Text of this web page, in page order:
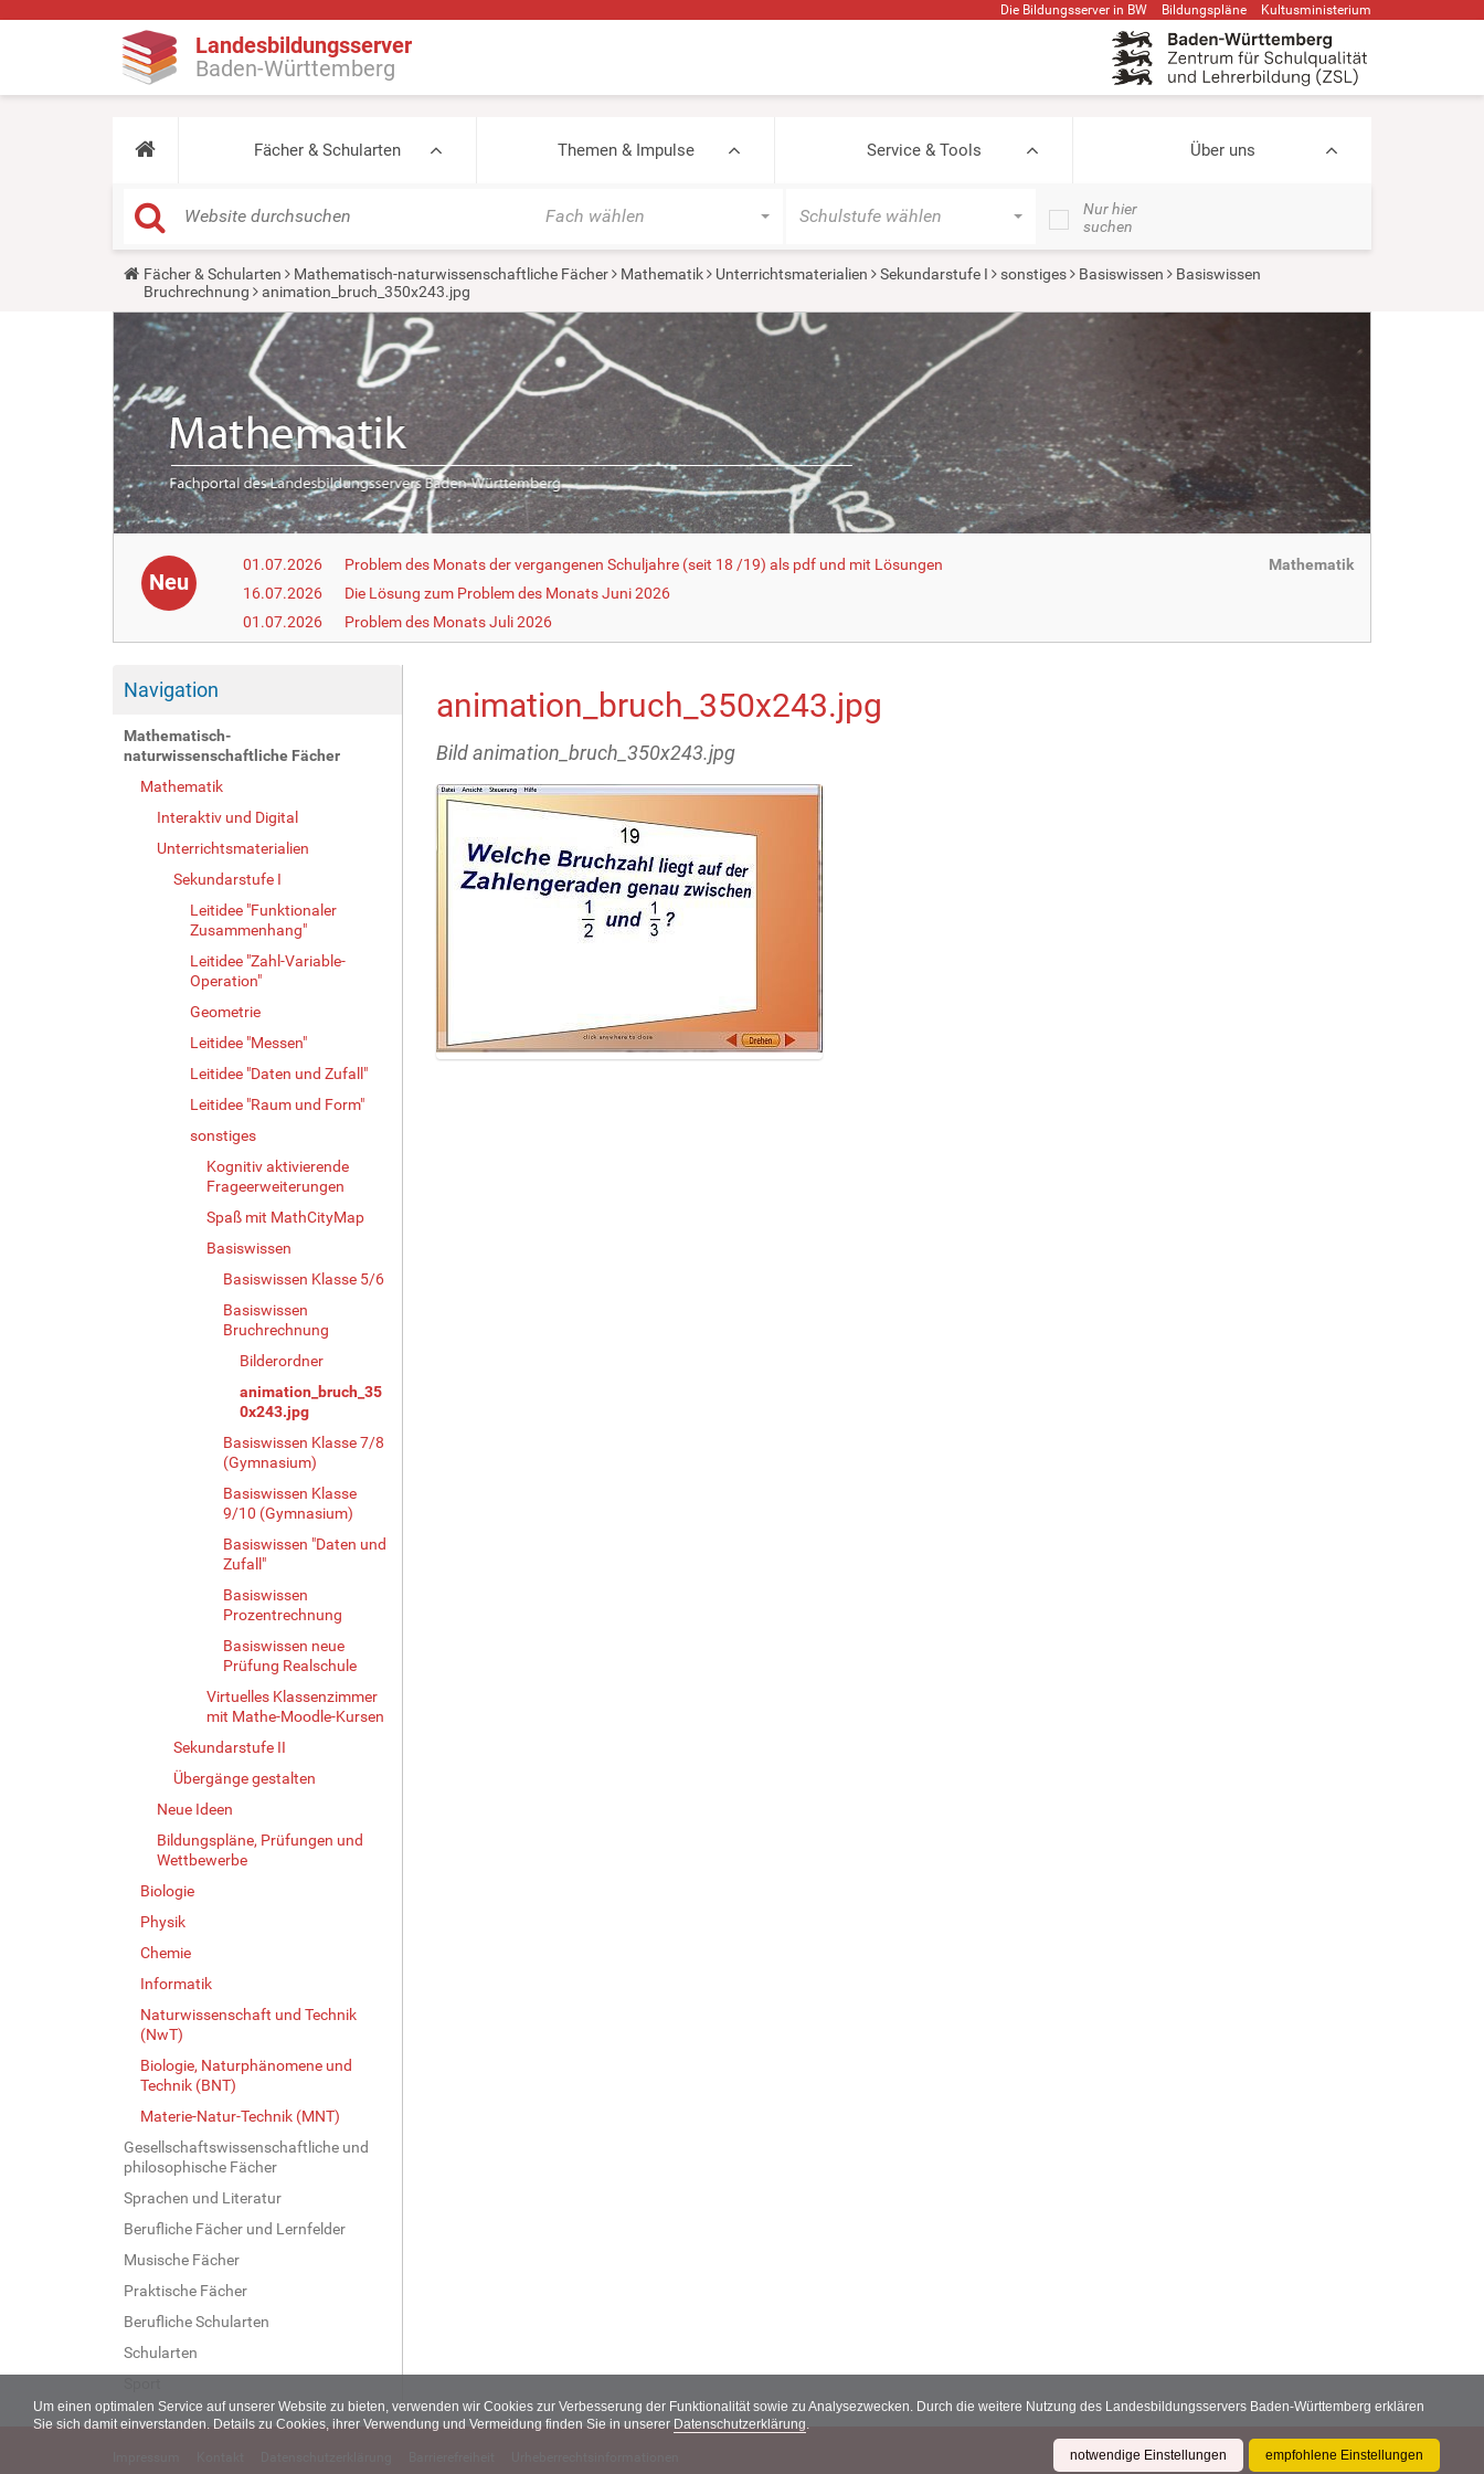
Um einen optimalen Service auf unserer Website zu bieten, verwenden wir Cookies zur Verbesserung der Funktionalität sowie zu Analysezwecken. Durch die weitere Nutzung des Landesbildungsservers Baden-Württemberg erklären
Sie sich damit einverstanden. Details zu Cookies, ihrer Verwendung und Vermeidung finden Sie in unserer Datenschutzerklärung.
notwendige Einstellungen
empfohlene Einstellungen
Die Bildungsserver in BW Bildungspläne Kultusministerium
Landesbildungsserver
Baden-Württemberg
Fächer & Schularten Themen & Impulse Service & Tools Über uns
Fach wählen Schulstufe wählen
Nur hier
suchen
Y
u
e
r
e
:
Fächer & Schularten Mathematisch-naturwissenschaftliche Fächer Mathematik Unterrichtsmaterialien Sekundarstufe I sonstiges Basiswissen
Basiswissen
Bruchrechnung
animation_bruch_350x243.jpg
Neu
01.07.2026
Problem des Monats der vergangenen Schuljahre (seit 18 /19) als pdf und mit Lösungen
16.07.2026
Die Lösung zum Problem des Monats Juni 2026
01.07.2026
Problem des Monats Juli 2026
Mathematik
Navigation
Mathematisch-
naturwissenschaftliche Fächer
Mathematik
Interaktiv und Digital
Unterrichtsmaterialien
Sekundarstufe I
Leitidee "Funktionaler
Zusammenhang"
Leitidee "Zahl-Variable-
Operation"
Geometrie
Leitidee "Messen"
Leitidee "Daten und Zufall"
Leitidee "Raum und Form"
sonstiges
Kognitiv aktivierende
Frageerweiterungen
Spaß mit MathCityMap
Basiswissen
Basiswissen Klasse 5/6
Basiswissen
Bruchrechnung
Bilderordner
animation_bruch_35
0x243.jpg
Basiswissen Klasse 7/8
(Gymnasium)
Basiswissen Klasse
9/10 (Gymnasium)
Basiswissen "Daten und
Zufall"
Basiswissen
Prozentrechnung
Basiswissen neue
Prüfung Realschule
Virtuelles Klassenzimmer
mit Mathe-Moodle-Kursen
Sekundarstufe II
Übergänge gestalten
Neue Ideen
Bildungspläne, Prüfungen und
Wettbewerbe
Biologie
Physik
Chemie
Informatik
Naturwissenschaft und Technik
(NwT)
Biologie, Naturphänomene und
Technik (BNT)
Materie-Natur-Technik (MNT)
Gesellschaftswissenschaftliche und
philosophische Fächer
Sprachen und Literatur
Berufliche Fächer und Lernfelder
Musische Fächer
Praktische Fächer
Berufliche Schularten
Schularten
animation_bruch_350x243.jpg
Bild animation_bruch_350x243.jpg